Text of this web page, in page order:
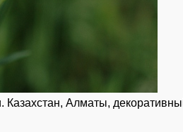
Казахстан, Алматы,